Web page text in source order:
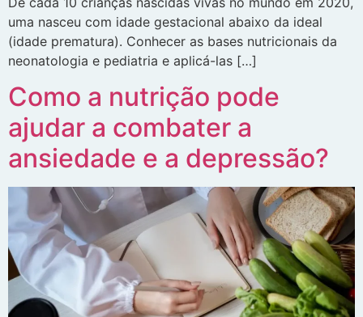
uma nasceu com idade gestacional abaixo da ideal
(idade prematura). Conhecer as bases nutricionais da
neonatologia e pediatria e aplicá-las […]
Como a nutrição pode
ajudar a combater a
ansiedade e a depressão?